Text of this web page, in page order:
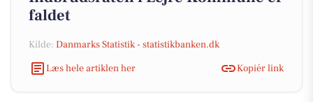
faldet
Kilde: Danmarks Statistik - statistikbanken.dk
Læs hele artiklen her
Kopiér link